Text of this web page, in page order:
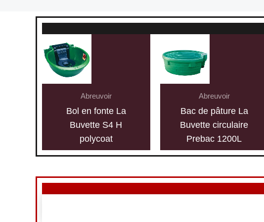
Abreuvoir
Bol en fonte La
Buvette S4 H
polycoat
Abreuvoir
Bac de pâture La
Buvette circulaire
Prebac 1200L